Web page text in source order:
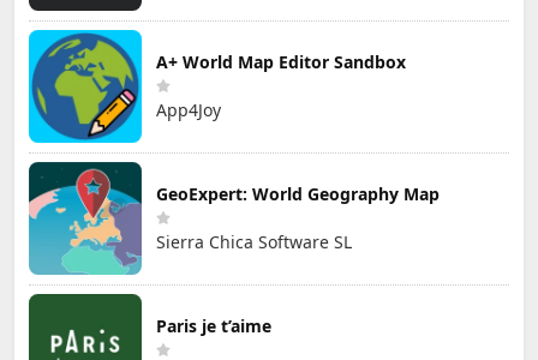
A+ World Map Editor Sandbox
App4Joy
GeoExpert: World Geography Map
Sierra Chica Software SL
Paris je t’aime